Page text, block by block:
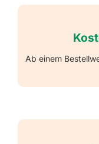
Ab einem